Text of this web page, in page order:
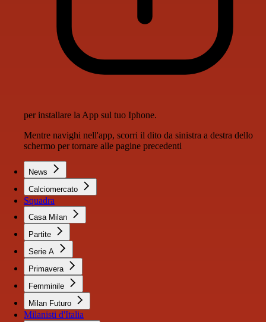
per installare la App sul tuo Iphone.
Mentre navighi nell'app, scorri il dito da sinistra a destra dello
schermo per tornare alle pagine precedenti
News
Calciomercato
Squadra
Casa Milan
Partite
Serie A
Primavera
Femminile
Milan Futuro
Milanisti d'Italia